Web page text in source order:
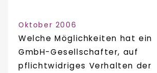
Oktober 2006
Welche Möglichkeiten hat ein
GmbH-Gesellschafter, auf
pflichtwidriges Verhalten der